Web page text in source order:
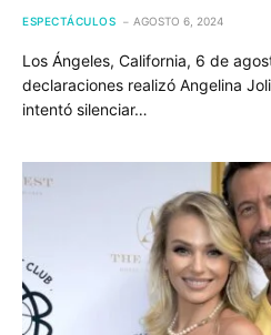
ESPECTÁCULOS AGOSTO 6, 2024
Los Ángeles, California, 6 de
declaraciones realizó Angelina
intentó silenciar…